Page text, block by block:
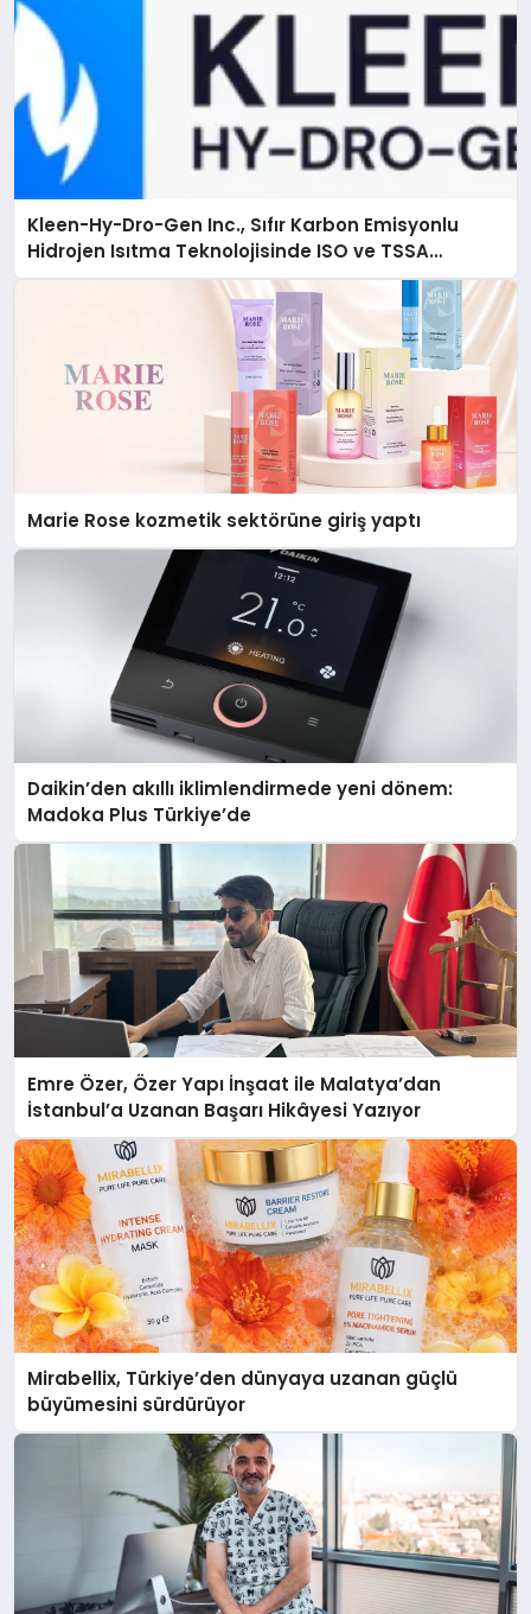
Kleen-Hy-Dro-Gen Inc., Sıfır Karbon Emisyonlu
Hidrojen Isıtma Teknolojisinde ISO ve TSSA
Düzenleyici Onaylarını Aldı
Marie Rose kozmetik sektörüne giriş yaptı
Daikin’den akıllı iklimlendirmede yeni dönem:
Madoka Plus Türkiye’de
Emre Özer, Özer Yapı İnşaat ile Malatya’dan
İstanbul’a Uzanan Başarı Hikâyesi Yazıyor
Mirabellix, Türkiye’den dünyaya uzanan güçlü
büyümesini sürdürüyor